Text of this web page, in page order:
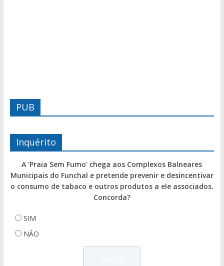
PUB
Inquérito
A 'Praia Sem Fumo' chega aos Complexos Balneares
Municipais do Funchal e pretende prevenir e desincentivar
o consumo de tabaco e outros produtos a ele associados.
Concorda?
SIM
NÃO